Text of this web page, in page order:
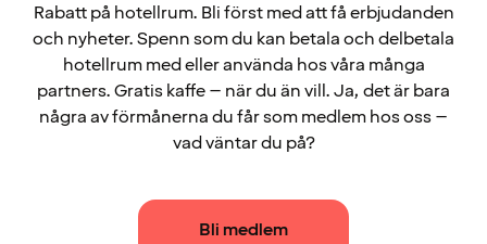
Rabatt på hotellrum. Bli först med att få erbjudanden
och nyheter. Spenn som du kan betala och delbetala
hotellrum med eller använda hos våra många
partners. Gratis kaffe – när du än vill. Ja, det är bara
några av förmånerna du får som medlem hos oss –
vad väntar du på?
Bli medlem